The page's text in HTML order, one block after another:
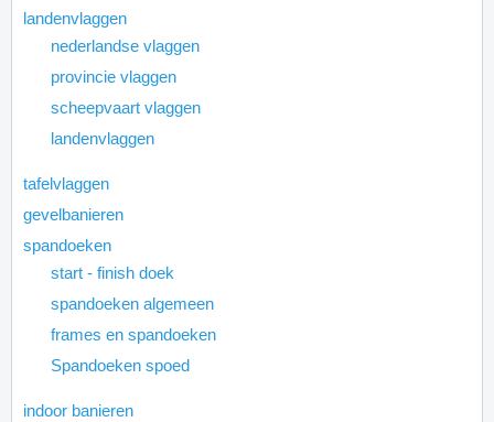
landenvlaggen
nederlandse vlaggen
provincie vlaggen
scheepvaart vlaggen
landenvlaggen
tafelvlaggen
gevelbanieren
spandoeken
start - finish doek
spandoeken algemeen
frames en spandoeken
Spandoeken spoed
indoor banieren